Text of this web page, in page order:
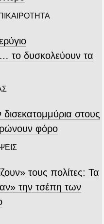
το δυσκολεύουν τα
στους
φόρο
τους πολίτες: Τα
την τσέπη των